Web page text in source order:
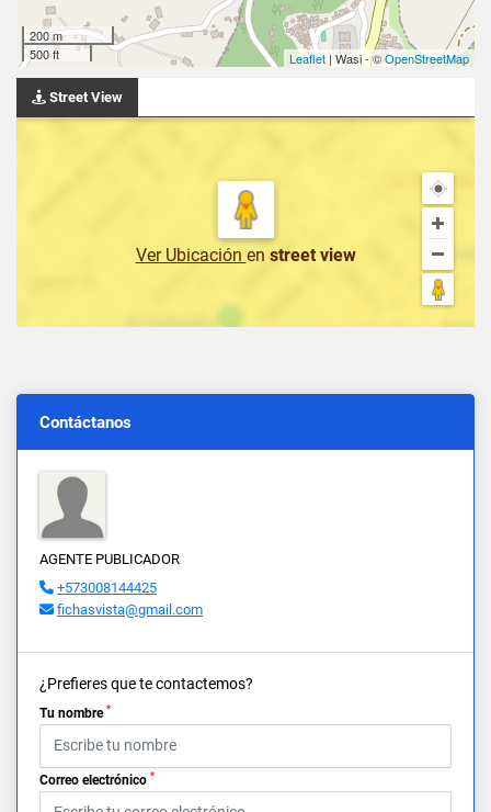
200 m
500 ft
Leaflet | Wasi - ©OpenStreetMap
Street View
Ver Ubicación en street view
Contáctanos
AGENTE PUBLICADOR
+573008144425
fichasvista@gmail.com
¿Prefieres que te contactemos?
Tu nombre *
Correo electrónico *